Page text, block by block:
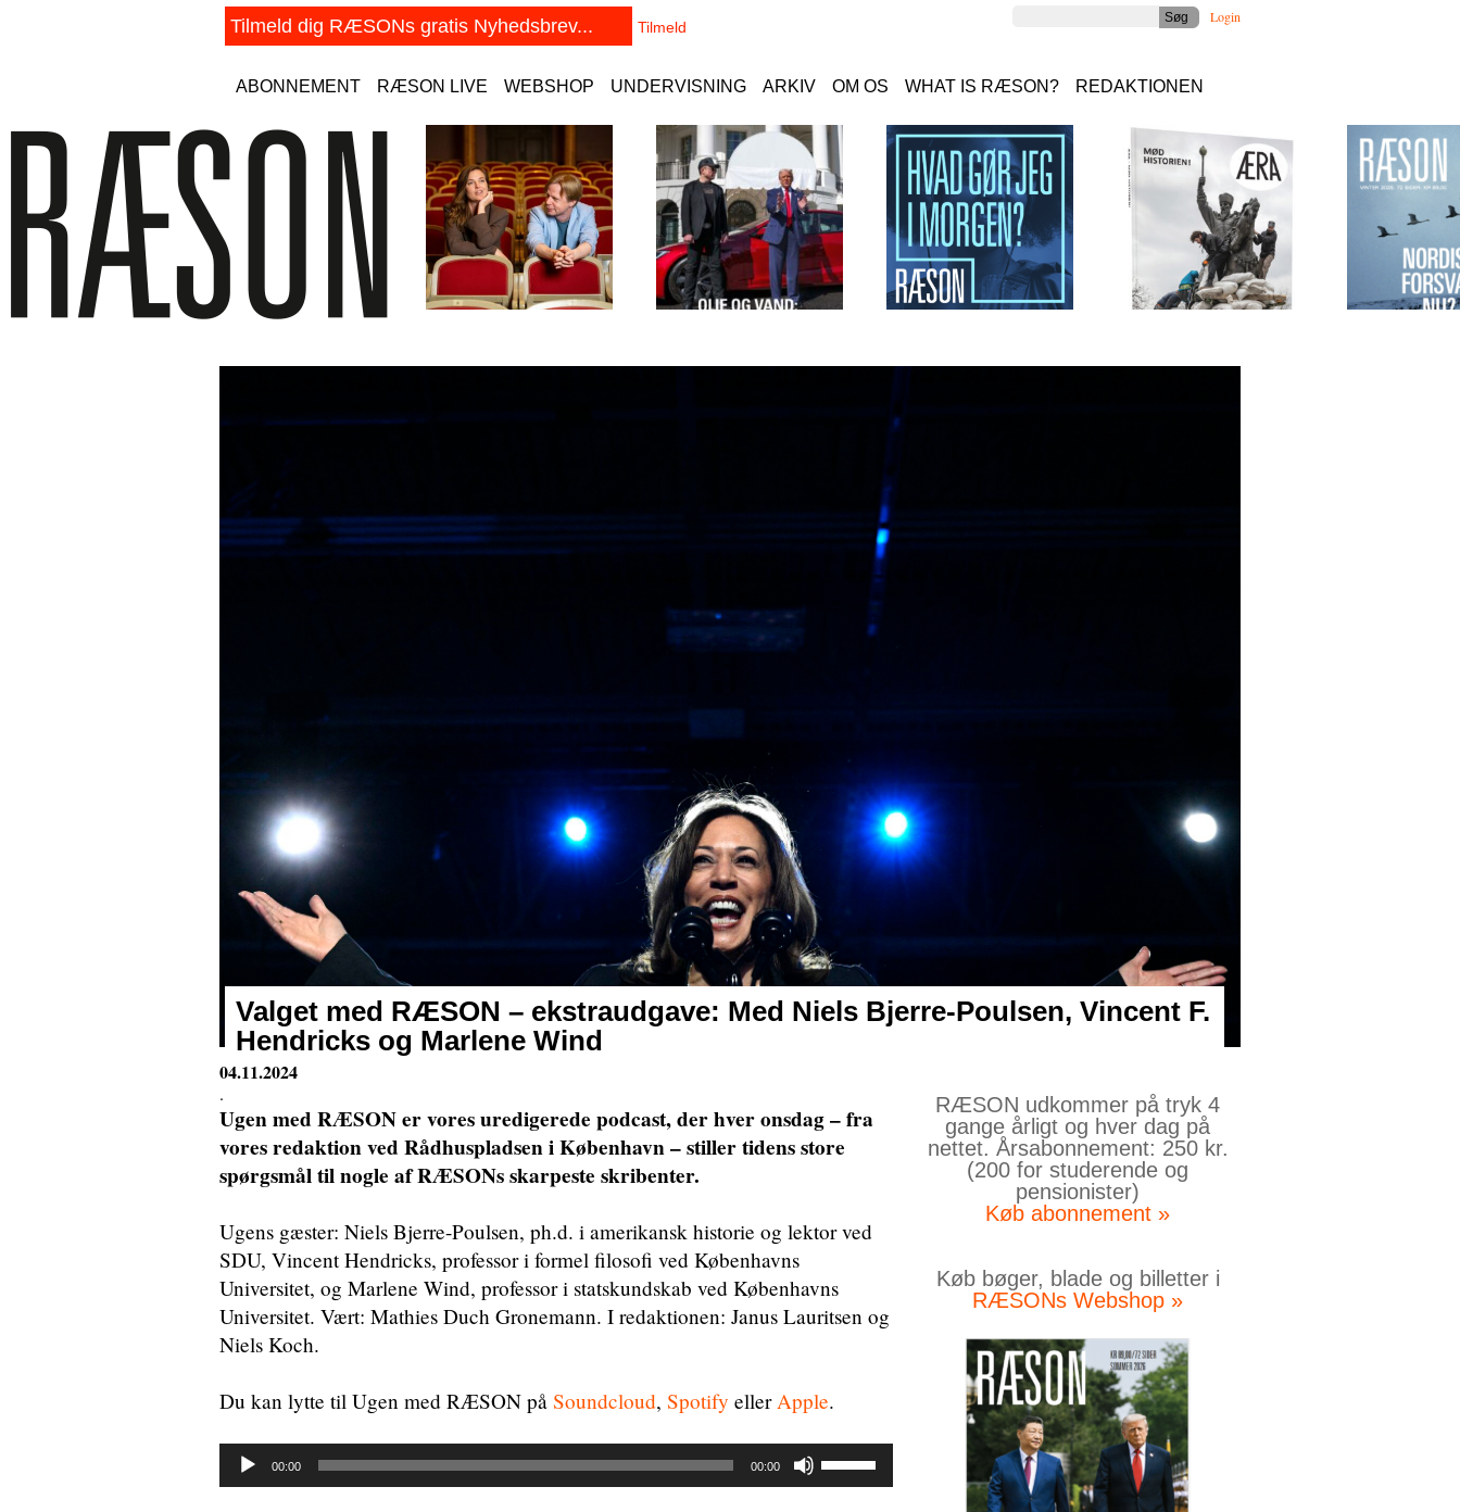
Login
ABONNEMENT RÆSON LIVE WEBSHOP UNDERVISNING ARKIV OM OS WHAT IS RÆSON? REDAKTIONEN
Valget med RÆSON – ekstraudgave: Med Niels Bjerre-Poulsen, Vincent F.
Hendricks og Marlene Wind
04.11.2024
.
Ugen med RÆSON er vores uredigerede podcast, der hver onsdag – fra
vores redaktion ved Rådhuspladsen i København – stiller tidens store
spørgsmål til nogle af RÆSONs skarpeste skribenter.
Ugens gæster: Niels Bjerre-Poulsen, ph.d. i amerikansk historie og lektor ved
SDU, Vincent Hendricks, professor i formel filosofi ved Københavns
Universitet, og Marlene Wind, professor i statskundskab ved Københavns
Universitet. Vært: Mathies Duch Gronemann. I redaktionen: Janus Lauritsen og
Niels Koch.
Du kan lytte til Ugen med RÆSON på Soundcloud, Spotify eller Apple.
Lydafspiller
00:00 00:00
Brug
op/ned
RÆSON udkommer på tryk 4
gange årligt og hver dag på
nettet. Årsabonnement: 250 kr.
(200 for studerende og
pensionister)
Køb abonnement »
Køb bøger, blade og billetter i
RÆSONs Webshop »